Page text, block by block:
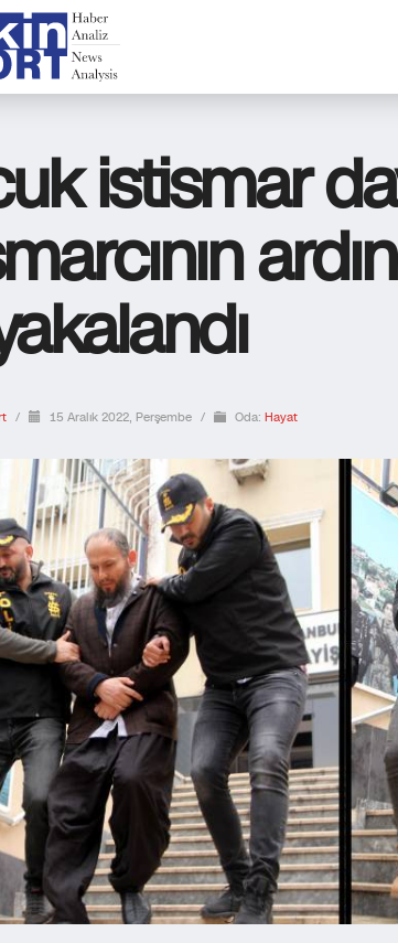
istismar
/ 15 Aralık 2022, Perşembe / Oda: Hayat